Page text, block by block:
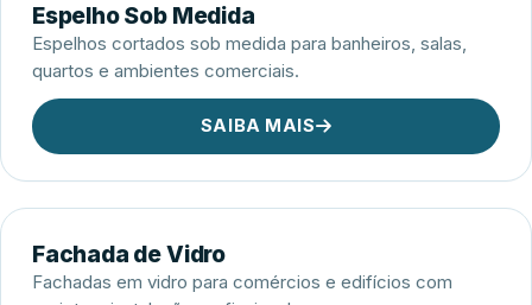
Espelho Sob Medida
Espelhos cortados sob medida para banheiros, salas,
quartos e ambientes comerciais.
SAIBA MAIS
Fachada de Vidro
Fachadas em vidro para comércios e edifícios com